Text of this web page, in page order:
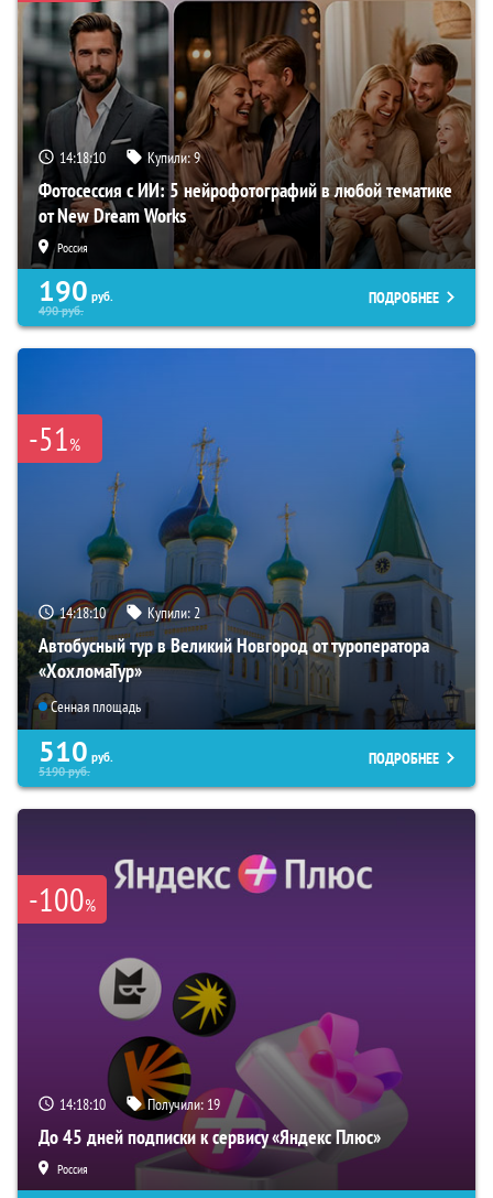
14:18:09 Купили:9
Фотосессия с ИИ: 5 нейрофотографий в любой тематике
от New Dream Works
Россия
190 руб.
490руб.
ПОДРОБНЕЕ
-51%
14:18:09 Купили:2
Автобусный тур в Великий Новгород от туроператора
«ХохломаТур»
Сенная площадь
510 руб.
5190руб.
ПОДРОБНЕЕ
-100%
14:18:09 Получили: 19
До 45 дней подписки к сервису «Яндекс Плюс»
Россия